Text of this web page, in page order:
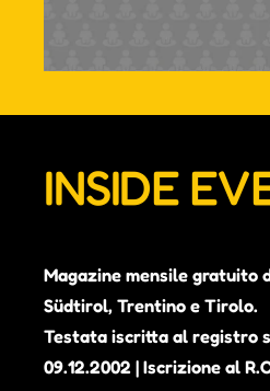
INSIDE
Magazine mensile gratuito
Südtirol, Trentino e Tirolo.
Testata iscritta al registro
09.12.2002 | Iscrizione al